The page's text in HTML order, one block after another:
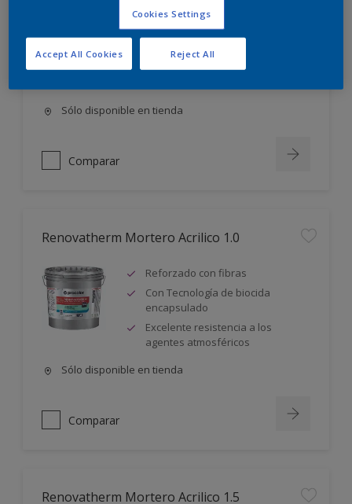
Máxima adherencia sobre
soportes degradados
Total resistencia a los álcalis de
los materiales de construcción
Sólo disponible en tienda
Comparar
Renovatherm Mortero Acrilico 1.0
Reforzado con fibras
Con Tecnología de biocida
encapsulado
Excelente resistencia a los
agentes atmosféricos
Sólo disponible en tienda
Comparar
Renovatherm Mortero Acrilico 1.5
Cookies Settings
Reject All
Accept All Cookies